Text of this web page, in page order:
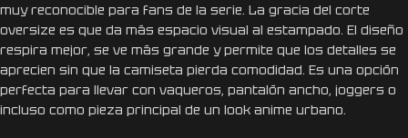
muy reconocible para fans de la serie. La gracia del corte
oversize es que da más espacio visual al estampado. El diseño
respira mejor, se ve más grande y permite que los detalles se
aprecien sin que la camiseta pierda comodidad. Es una opción
perfecta para llevar con vaqueros, pantalón ancho, joggers o
incluso como pieza principal de un look anime urbano.